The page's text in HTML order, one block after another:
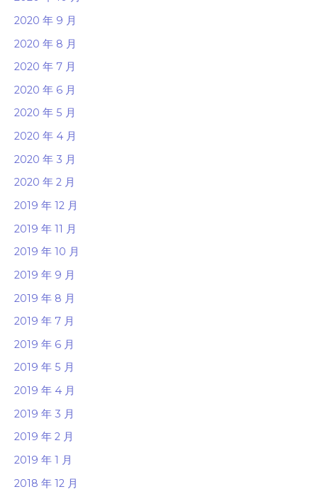
2020 年 9 月
2020 年 8 月
2020 年 7 月
2020 年 6 月
2020 年 5 月
2020 年 4 月
2020 年 3 月
2020 年 2 月
2019 年 12 月
2019 年 11 月
2019 年 10 月
2019 年 9 月
2019 年 8 月
2019 年 7 月
2019 年 6 月
2019 年 5 月
2019 年 4 月
2019 年 3 月
2019 年 2 月
2019 年 1 月
2018 年 12 月